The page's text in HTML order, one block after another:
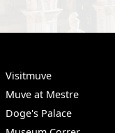
Visitmuve
Muve at Mestre
Doge's Palace